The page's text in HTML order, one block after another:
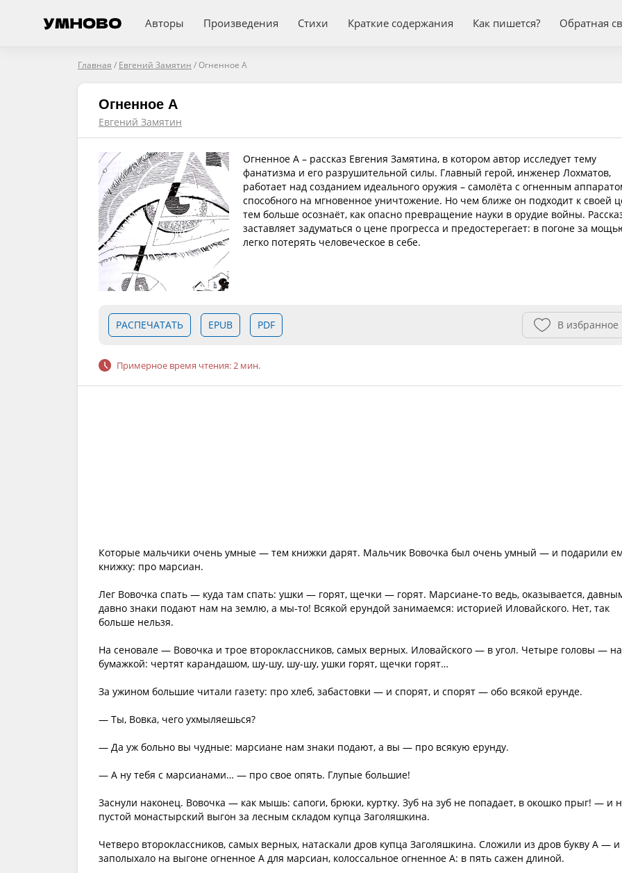
Авторы Произведения Стихи Краткие содержания Как пишется? Обратная
Главная / Евгений Замятин /Огненное А
Огненное А
Евгений Замятин
Огненное А – рассказ Евгения Замятина, в котором автор исследует тему
фанатизма и его разрушительной силы. Главный герой, инженер Лохматов,
работает над созданием идеального оружия – самолёта с огненным
способного на мгновенное уничтожение. Но чем ближе он подходит к своей
тем больше осознаёт, как опасно превращение науки в орудие войны.
заставляет задуматься о цене прогресса и предостерегает: в погоне за
легко потерять человеческое в себе.
РАСПЕЧАТАТЬ EPUB PDF В избранное
Примерное время чтения: 2 мин.
Которые мальчики очень умные — тем книжки дарят. Мальчик Вовочка был очень умный — и подарили
книжку: про марсиан.
Лег Вовочка спать — куда там спать: ушки — горят, щечки — горят. Марсиане-то ведь, оказывается,
давно знаки подают нам на землю, а мы-то! Всякой ерундой занимаемся: историей Иловайского. Нет, так
больше нельзя.
На сеновале — Вовочка и трое второклассников, самых верных. Иловайского — в угол. Четыре головы —
бумажкой: чертят карандашом, шу-шу, шу-шу, ушки горят, щечки горят…
За ужином большие читали газету: про хлеб, забастовки — и спорят, и спорят — обо всякой ерунде.
— Ты, Вовка, чего ухмыляешься?
— Да уж больно вы чудные: марсиане нам знаки подают, а вы — про всякую ерунду.
— А ну тебя с марсианами… — про свое опять. Глупые большие!
Заснули наконец. Вовочка — как мышь: сапоги, брюки, куртку. Зуб на зуб не попадает, в окошко прыг! — и
пустой монастырский выгон за лесным складом купца Заголяшкина.
Четверо второклассников, самых верных, натаскали дров купца Заголяшкина. Сложили из дров букву А — и
заполыхало на выгоне огненное А для марсиан, колоссальное огненное А: в пять сажен длиной.